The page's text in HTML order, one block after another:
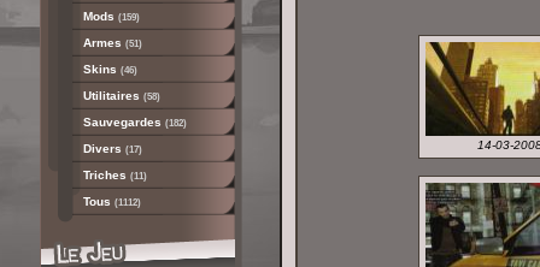
Mods (159)
Armes (51)
Skins (46)
Utilitaires (58)
Sauvegardes (182)
Divers (17)
Triches (11)
Tous (1112)
14-03-